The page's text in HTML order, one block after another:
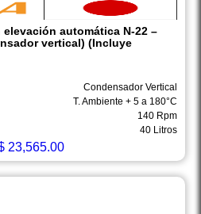
automática N-22 –
vertical) (Incluye
Condensador Vertical
T. Ambiente + 5 a 180°C
140 Rpm
40 Litros
23,565.00